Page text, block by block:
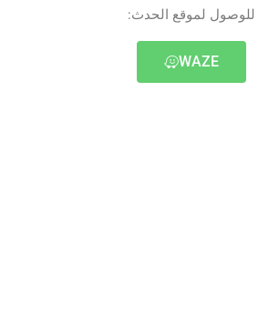
للوصول لموقع الحدث:
WAZE